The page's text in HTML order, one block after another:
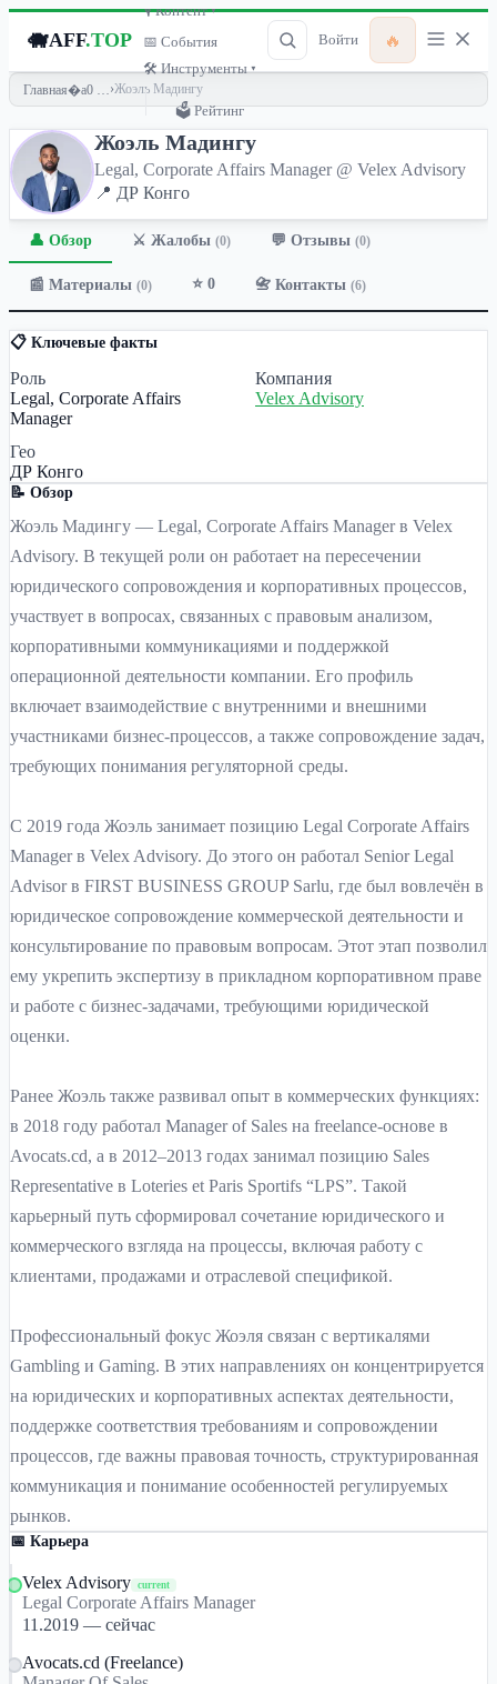
🐗AFF.TOP
🎙 Контент ▾
📅 События
🛠 Инструменты ▾
🗳 Рейтинг
Войти 🔥
Главная ›Жоэль Мадингу
Жоэль Мадингу
Legal, Corporate Affairs Manager @ Velex Advisory
📍 ДР Конго
👤 Обзор ⚔️ Жалобы (0) 💬 Отзывы (0)
📰 Материалы (0) ⭐ 0 📇 Контакты (6)
📋 Ключевые факты
Роль
Legal, Corporate Affairs
Manager
Компания
Velex Advisory
Гео
ДР Конго
📝 Обзор
Жоэль Мадингу — Legal, Corporate Affairs Manager в Velex
Advisory. В текущей роли он работает на пересечении
юридического сопровождения и корпоративных процессов,
участвует в вопросах, связанных с правовым анализом,
корпоративными коммуникациями и поддержкой
операционной деятельности компании. Его профиль
включает взаимодействие с внутренними и внешними
участниками бизнес-процессов, а также сопровождение задач,
требующих понимания регуляторной среды.
С 2019 года Жоэль занимает позицию Legal Corporate Affairs
Manager в Velex Advisory. До этого он работал Senior Legal
Advisor в FIRST BUSINESS GROUP Sarlu, где был вовлечён в
юридическое сопровождение коммерческой деятельности и
консультирование по правовым вопросам. Этот этап позволил
ему укрепить экспертизу в прикладном корпоративном праве
и работе с бизнес-задачами, требующими юридической
оценки.
Ранее Жоэль также развивал опыт в коммерческих функциях:
в 2018 году работал Manager of Sales на freelance-основе в
Avocats.cd, а в 2012–2013 годах занимал позицию Sales
Representative в Loteries et Paris Sportifs “LPS”. Такой
карьерный путь сформировал сочетание юридического и
коммерческого взгляда на процессы, включая работу с
клиентами, продажами и отраслевой спецификой.
Профессиональный фокус Жоэля связан с вертикалями
Gambling и Gaming. В этих направлениях он концентрируется
на юридических и корпоративных аспектах деятельности,
поддержке соответствия требованиям и сопровождении
процессов, где важны правовая точность, структурированная
коммуникация и понимание особенностей регулируемых
рынков.
📅 Карьера
Velex Advisory current
Legal Corporate Affairs Manager
11.2019 — сейчас
Avocats.cd (Freelance)